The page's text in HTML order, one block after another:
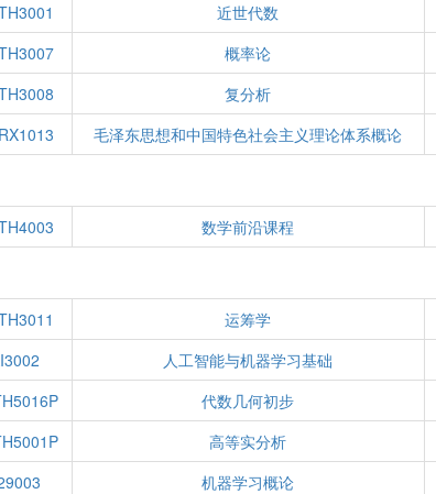
近世代数
概率论
复分析
毛泽东思想和中国特色社会主义理论体系概论
数学前沿课程
运筹学
人工智能与机器学习基础
代数几何初步
高等实分析
机器学习概论